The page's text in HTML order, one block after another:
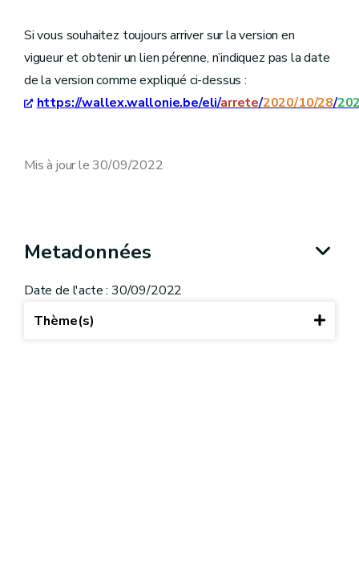
Si vous souhaitez toujours arriver sur la version en
vigueur et obtenir un lien pérenne, n’indiquez pas la date
de la version comme expliqué ci-dessus :
https://wallex.wallonie.be/eli/arrete/2020/10/28/
Mis à jour le 30/09/2022
Metadonnées
Date de l'acte : 30/09/2022
Thème(s)